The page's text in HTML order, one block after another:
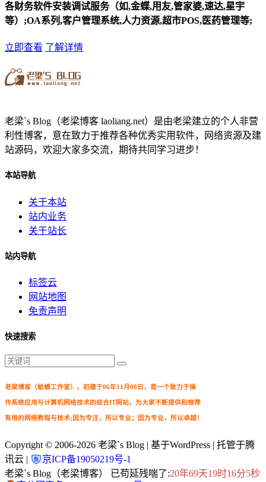
各财务软件安装调试服务（如,金蝶,用友,管家婆,速达,星宇
等）;OA系列,客户管理系统,人力资源,超市POS,医药管理等;
立即查看 了解详情
老梁`s Blog（老梁博客 laoliang.net）是由老梁建立的个人非营
利性博客，意在致力于推荐各种优秀实用软件，网络资源及建
站源码，欢迎大家多交流，期待共同学习进步！
本站导航
关于本站
站内业务
关于站长
站内导航
标签云
网站地图
免责声明
快速搜索
老梁博客（蛤蟆工作室），初建于06年11月08日，是一个致力于操
作系统应用与计算机网络技术的综合IT网站，为大家不断提供和推荐
有用的网络教程与技术;因为专注，所以专业；因为专业，所以卓越！
Copyright © 2006-2026 老梁`s Blog | 基于WordPress | 托管于腾
讯云 |
京ICP备19050219号-1
老梁`s Blog（老梁博客） 已苟延残喘了:20年69天19时16分6秒